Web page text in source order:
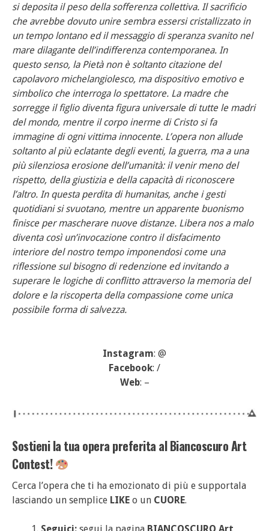
si deposita il peso della sofferenza collettiva. Il sacrificio
che avrebbe dovuto unire sembra essersi cristallizzato in
un tempo lontano ed il messaggio di speranza svanito nel
mare dilagante dell’indifferenza contemporanea. In
questo senso, la Pietà non è soltanto citazione del
capolavoro michelangiolesco, ma dispositivo emotivo e
simbolico che interroga lo spettatore. La madre che
sorregge il figlio diventa figura universale di tutte le madri
del mondo, mentre il corpo inerme di Cristo si fa
immagine di ogni vittima innocente. L’opera non allude
soltanto al più eclatante degli eventi, la guerra, ma a una
più silenziosa erosione dell’umanità: il venir meno del
rispetto, della giustizia e della capacità di riconoscere
l’altro. In questa perdita di humanitas, anche i gesti
quotidiani si svuotano, mentre un apparente buonismo
finisce per mascherare nuove distanze. Libera nos a malo
diventa così un’invocazione contro il disfacimento
interiore del nostro tempo imponendosi come una
riflessione sul bisogno di redenzione ed invitando a
superare le logiche di conflitto attraverso la memoria del
dolore e la riscoperta della compassione come unica
possibile forma di salvezza.
Instagram: @
Facebook: /
Web: –
Sostieni la tua opera preferita al Biancoscuro Art
Contest!
Cerca l’opera che ti ha emozionato di più e supportala
lasciando un semplice LIKE o un CUORE.